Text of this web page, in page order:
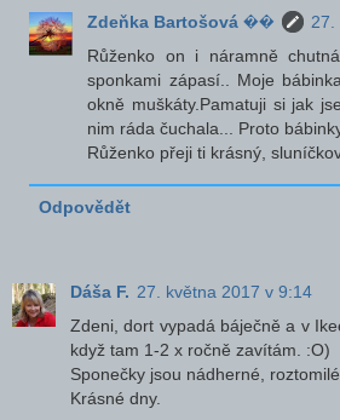
Zdeňka Bartošová ��
27.
Růženko on i náramně
sponkami zápasí.. Moje
okně muškáty.Pamatuji si jak
nim ráda čuchala... Proto bábinky
Růženko přeji ti krásný,
Odpovědět
Dáša F. 27. května 2017 v 9:14
Zdeni, dort vypadá báječně a v
když tam 1-2 x ročně zavítám. :O)
Sponečky jsou nádherné,
Krásné dny.